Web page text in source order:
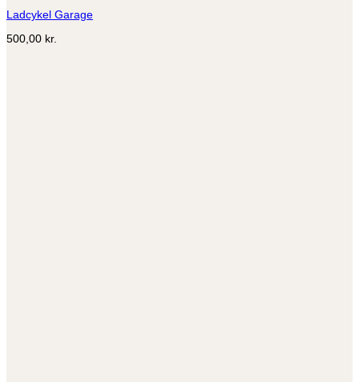
Ladcykel Garage
500,00 kr.